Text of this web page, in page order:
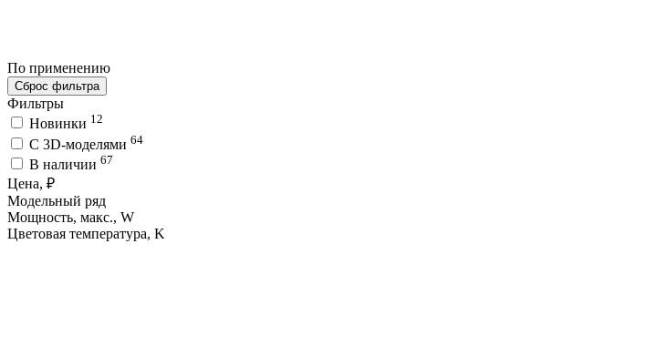
По применению
Сброс фильтра
Фильтры
Новинки 12
C 3D-моделями 64
В наличии 67
Цена, ₽
Модельный ряд
Мощность, макс., W
Цветовая температура, K